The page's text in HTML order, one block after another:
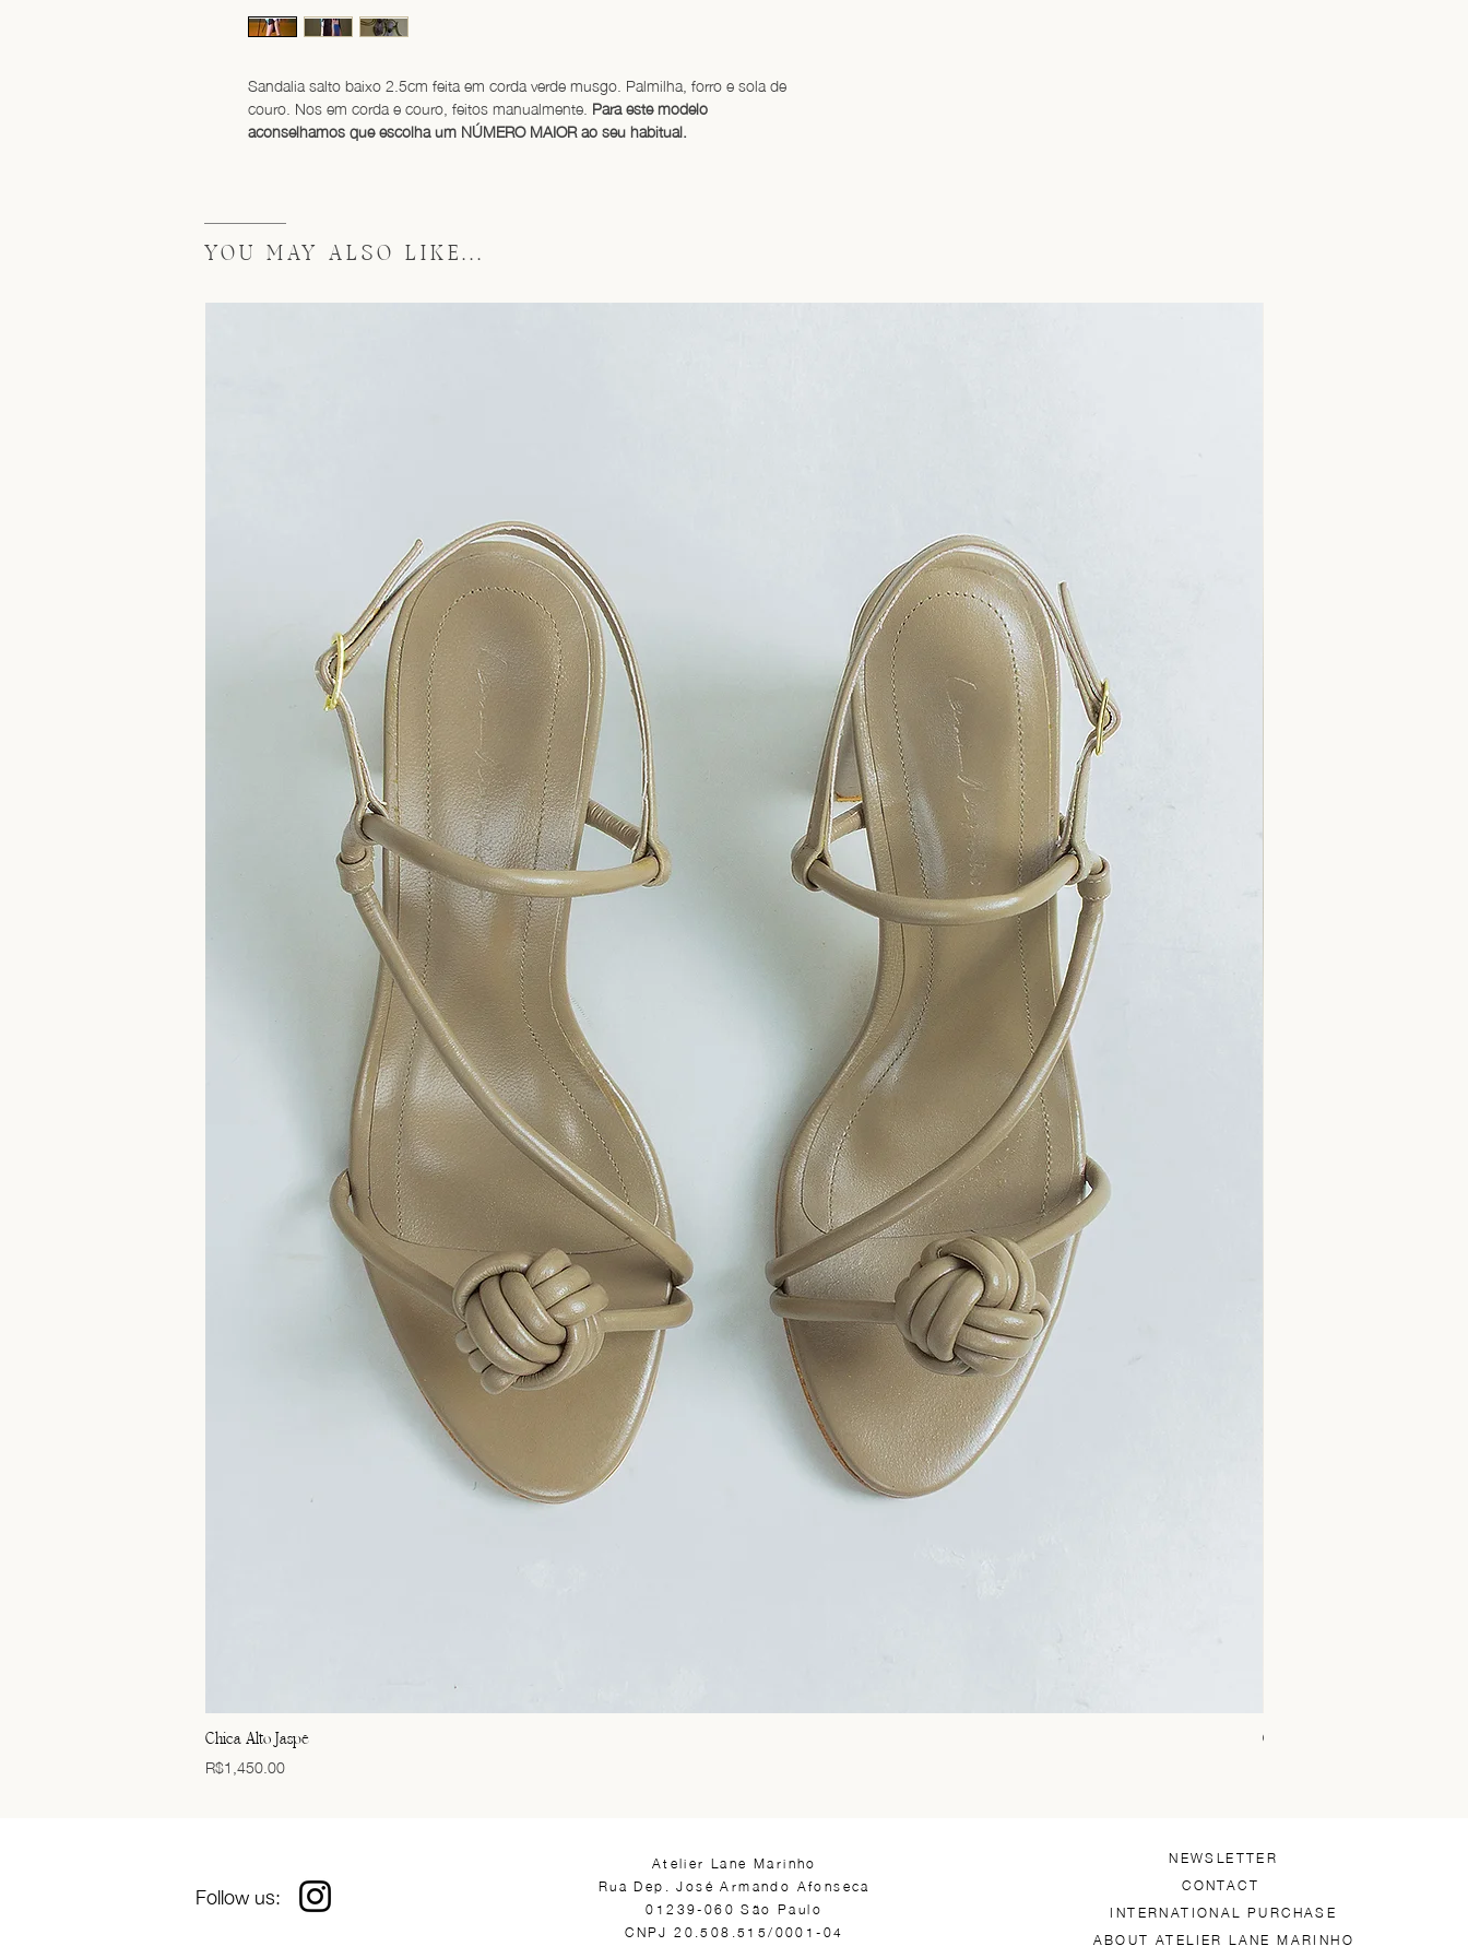
Sandalia salto baixo 2.5cm feita em corda verde musgo. Palmilha, forro e sola de
couro. Nos em corda e couro, feitos manualmente. Para este modelo
aconselhamos que escolha um NÚMERO MAIOR ao seu habitual.
YOU MAY ALSO LIKE...
Chica Alto Jaspe
Price
R$1,450.00
Chica Alto Preto
Follow us:
​Atelier Lane Marinho
Rua Dep. José Armando Afonseca
01239-060 São Paulo
CNPJ 20.508.515/0001-04
NEWSLETTER
CONTACT
INTERNATIONAL PURCHASE
ABOUT ATELIER LANE MARINHO